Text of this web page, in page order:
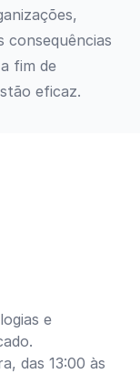
consequências
fim de
eficaz.
e
das 13:00 às